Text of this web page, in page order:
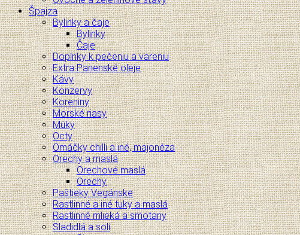
Špajza
Bylinky a čaje
Bylinky
Čaje
Doplnky k pečeniu a vareniu
Extra Panenské oleje
Kávy
Konzervy
Koreniny
Morské riasy
Múky
Octy
Omáčky chilli a iné, majonéza
Orechy a maslá
Orechové maslá
Orechy
Paštieky Vegánske
Rastlinné a iné tuky a maslá
Rastlinné mlieká a smotany
Sladidlá a soli